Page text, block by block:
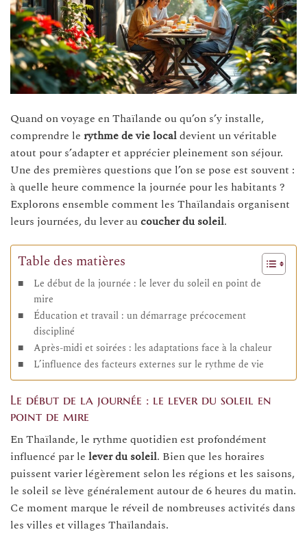
Quand on voyage en Thaïlande ou qu’on s’y installe,
comprendre le rythme de vie localdevient un véritable
atout pour s’adapter et apprécier pleinement son séjour.
Une des premières questions que l’on se pose est souvent :
à quelle heure commence la journée pour les habitants ?
Explorons ensemble comment les Thaïlandais organisent
leurs journées, du lever aucoucher du soleil.
Table des matières
Le début de la journée : le lever du soleil en point de
mire
Éducation et travail : un démarrage précocement
discipliné
Après-midi et soirées : les adaptations face à la chaleur
L’influence des facteurs externes sur le rythme de vie
Le début de la journée : le lever du soleil en
point de mire
En Thaïlande, le rythme quotidien est profondément
influencé par le lever du soleil. Bien que les horaires
puissent varier légèrement selon les régions et les saisons,
le soleil se lève généralement autour de 6 heures du matin.
Ce moment marque le réveil de nombreuses activités dans
les villes et villages Thaïlandais.